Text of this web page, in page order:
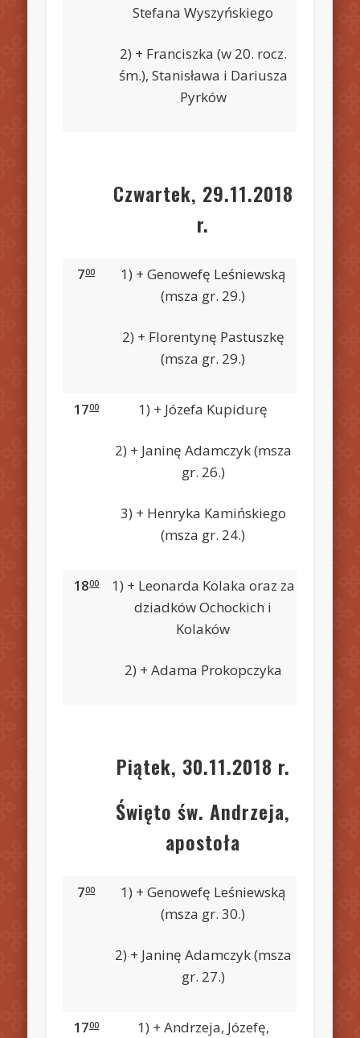
Stefana Wyszyńskiego
2) + Franciszka (w 20. rocz.
śm.), Stanisława i Dariusza
Pyrków
Czwartek, 29.11.2018
r.
700
1) + Genowefę Leśniewską
(msza gr. 29.)
2) + Florentynę Pastuszkę
(msza gr. 29.)
1700 1) + Józefa Kupidurę
2) + Janinę Adamczyk (msza
gr. 26.)
3) + Henryka Kamińskiego
(msza gr. 24.)
1800
1) + Leonarda Kolaka oraz za
dziadków Ochockich i
Kolaków
2) + Adama Prokopczyka
Piątek, 30.11.2018 r.
Święto św. Andrzeja,
apostoła
700
1) + Genowefę Leśniewską
(msza gr. 30.)
2) + Janinę Adamczyk (msza
gr. 27.)
1700
1) + Andrzeja, Józefę,